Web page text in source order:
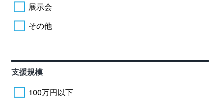
展示会
その他
支援規模
100万円以下